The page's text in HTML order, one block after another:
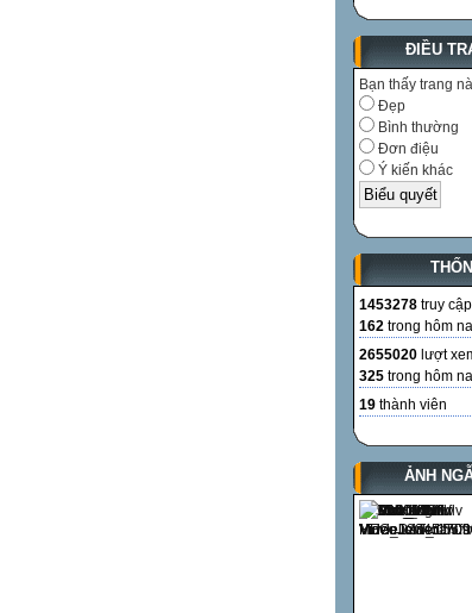
ĐIỀU
Bạn thấy trang
Đẹp
Bình thường
Đơn điệu
Ý kiến khác
1453278 truy
162 trong hôm
2655020 lượt
325 trong hôm
19 thành viên
ẢNH